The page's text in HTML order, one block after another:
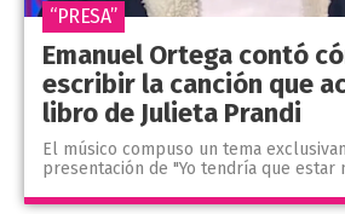
Emanuel Ortega contó
escribir la canción que
libro de Julieta Prandi
El músico compuso un tema
presentación de "Yo tendría que estar
“PRESA”